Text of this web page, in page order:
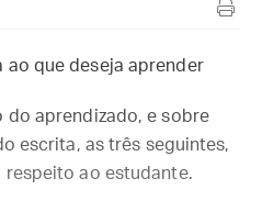
ao que deseja aprender
do aprendizado, e sobre
escrita, as três seguintes,
ao estudante.